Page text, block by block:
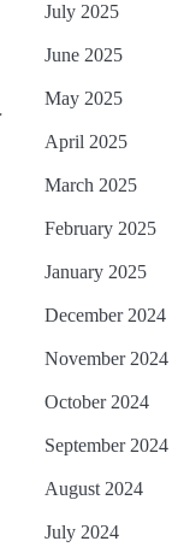
July 2025
June 2025
May 2025
April 2025
March 2025
February 2025
January 2025
December 2024
November 2024
October 2024
September 2024
August 2024
July 2024